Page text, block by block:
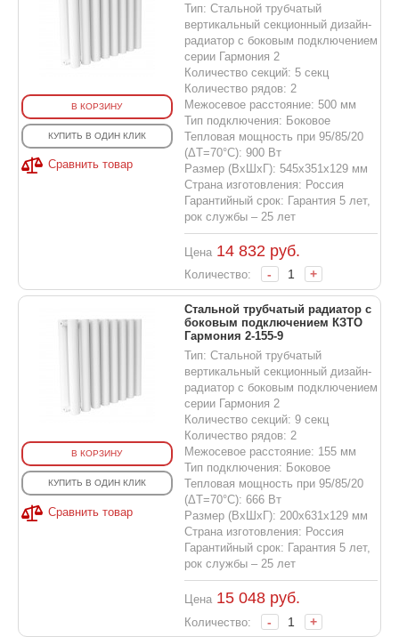
В КОРЗИНУ
КУПИТЬ В ОДИН КЛИК
Сравнить товар
Тип: Стальной трубчатый
вертикальный секционный дизайн-
радиатор с боковым подключением
серии Гармония 2
Количество секций: 5 секц
Количество рядов: 2
Межосевое расстояние: 500 мм
Тип подключения: Боковое
Тепловая мощность при 95/85/20
(ΔT=70°C): 900 Вт
Размер (ВхШхГ): 545х351х129 мм
Страна изготовления: Россия
Гарантийный срок: Гарантия 5 лет,
рок службы – 25 лет
Цена 14 832 руб.
Количество: - +
В КОРЗИНУ
КУПИТЬ В ОДИН КЛИК
Сравнить товар
Стальной трубчатый радиатор с
боковым подключением КЗТО
Гармония 2-155-9
Тип: Стальной трубчатый
вертикальный секционный дизайн-
радиатор с боковым подключением
серии Гармония 2
Количество секций: 9 секц
Количество рядов: 2
Межосевое расстояние: 155 мм
Тип подключения: Боковое
Тепловая мощность при 95/85/20
(ΔT=70°C): 666 Вт
Размер (ВхШхГ): 200х631х129 мм
Страна изготовления: Россия
Гарантийный срок: Гарантия 5 лет,
рок службы – 25 лет
Цена 15 048руб.
Количество: - +